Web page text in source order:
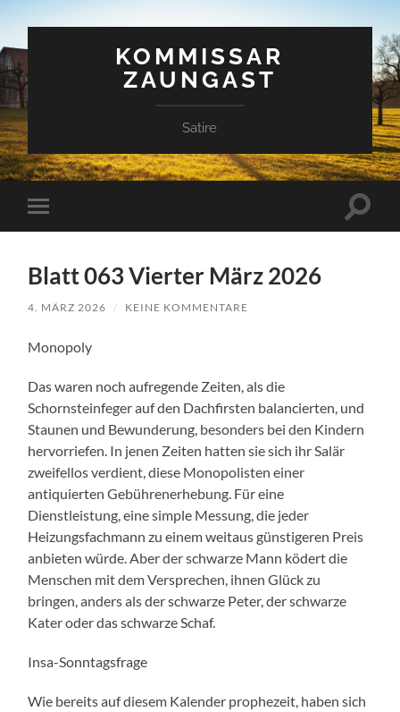
KOMMISSAR
ZAUNGAST
Satire
Mobile-
Menü
Blatt 063 Vierter März 2026
4. MÄRZ 2026 / KEINE KOMMENTARE
Monopoly
Das waren noch aufregende Zeiten, als die
Schornsteinfeger auf den Dachfirsten balancierten, und
Staunen und Bewunderung, besonders bei den Kindern
hervorriefen. In jenen Zeiten hatten sie sich ihr Salär
zweifellos verdient, diese Monopolisten einer
antiquierten Gebührenerhebung. Für eine
Dienstleistung, eine simple Messung, die jeder
Heizungsfachmann zu einem weitaus günstigeren Preis
anbieten würde. Aber der schwarze Mann ködert die
Menschen mit dem Versprechen, ihnen Glück zu
bringen, anders als der schwarze Peter, der schwarze
Kater oder das schwarze Schaf.
Insa-Sonntagsfrage
Wie bereits auf diesem Kalender prophezeit, haben sich